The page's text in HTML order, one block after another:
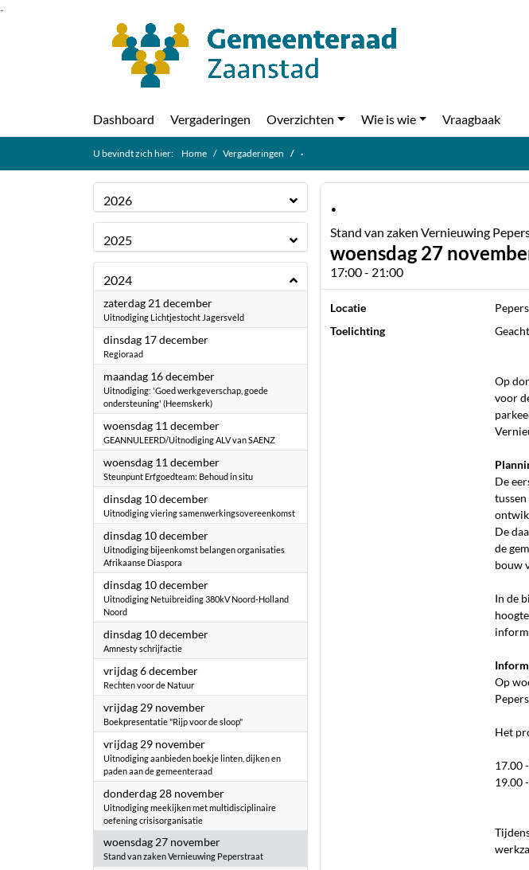
Ga naar de inhoud van deze pagina
Dashboard Vergaderingen Overzichten Wie is wie Vraagbaak
U bevindt zich hier: Home Vergaderingen ·
2026
2025
2024
zaterdag 21 december2024
Uitnodiging Lichtjestocht Jagersveld
dinsdag 17 december2024
Regioraad
maandag 16 december2024
Uitnodiging: 'Goed werkgeverschap, goede
ondersteuning' (Heemskerk)
woensdag 11 december2024
GEANNULEERD/Uitnodiging ALV van SAENZ
woensdag 11 december2024
Steunpunt Erfgoedteam: Behoud in situ
dinsdag 10 december2024
Uitnodiging viering samenwerkingsovereenkomst
dinsdag 10 december2024
Uitnodiging bijeenkomst belangen organisaties
Afrikaanse Diaspora
dinsdag 10 december2024
Uitnodiging Netuibreiding 380kV Noord-Holland
Noord
dinsdag 10 december2024
Amnesty schrijfactie
vrijdag 6 december2024
Rechten voor de Natuur
vrijdag 29 november2024
Boekpresentatie "Rijp voor de sloop"
vrijdag 29 november2024
Uitnodiging aanbieden boekje linten, dijken en
paden aan de gemeenteraad
donderdag 28 november2024
Uitnodiging meekijken met multidisciplinaire
oefening crisisorganisatie
woensdag 27 november2024
Stand van zaken Vernieuwing Peperstraat
·
Stand van zaken Vernieuwing
woensdag 27
17:00 - 21:00
Locatie
Toelichting
Op
voor
De
De
de
bouw
In de
Op
Het
17.00
19.00